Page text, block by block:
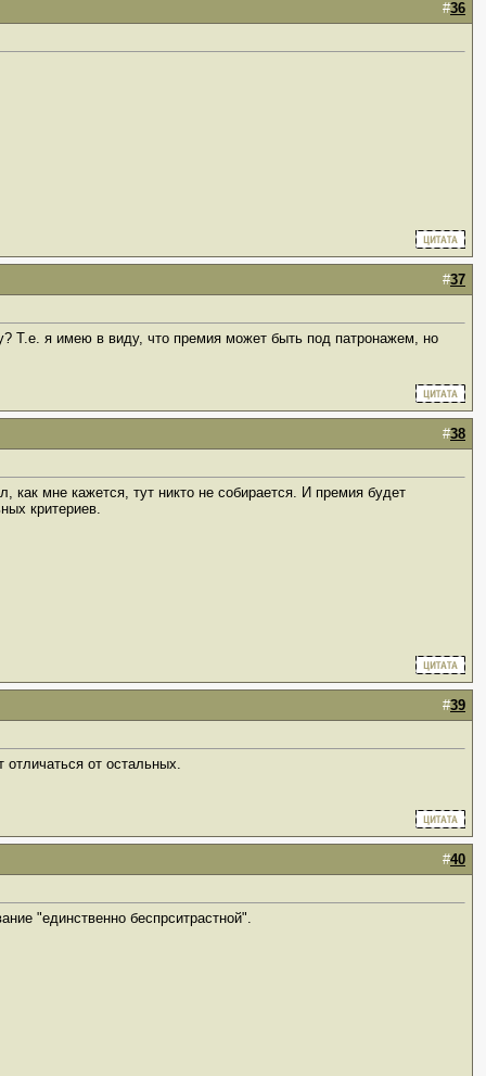
#36
#37
Т.е. я имею в виду, что премия может быть под патронажем, но
#38
как мне кажется, тут никто не собирается. И премия будет
критериев.
#39
от остальных.
#40
"единственно беспрситрастной".